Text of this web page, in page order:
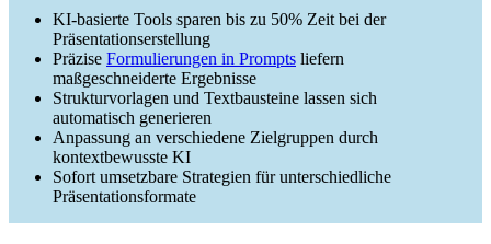
KI-basierte Tools sparen bis zu 50% Zeit bei der
Präsentationserstellung
Präzise Formulierungen in Prompts liefern
maßgeschneiderte Ergebnisse
Strukturvorlagen und Textbausteine lassen sich
automatisch generieren
Anpassung an verschiedene Zielgruppen durch
kontextbewusste KI
Sofort umsetzbare Strategien für unterschiedliche
Präsentationsformate